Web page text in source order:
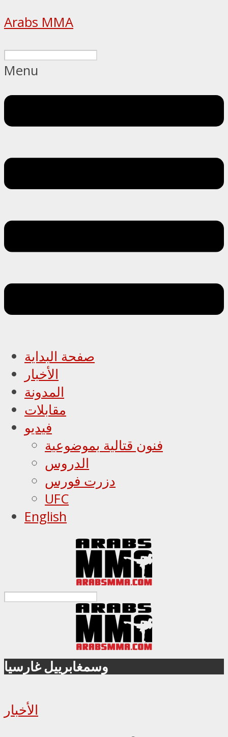
Arabs MMA
Menu
صفحة البداية
الأخبار
المدونة
مقابلات
فيديو
فنون قتالية بموضوعية
الدروس
دزرت فورس
UFC
English
وسمغابرييل غارسيا
الأخبار